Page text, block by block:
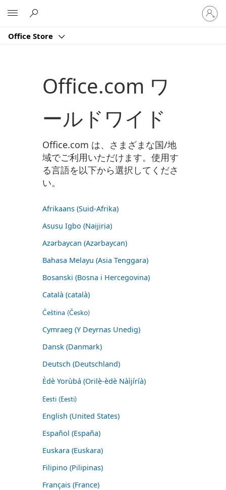
Office Store
ア
カ
ウ
Office.com ワ
ールドワイド
Office.com は、さまざまな国/地
域でご利用いただけます。使用す
る言語を以下から選択してくださ
い。
Afrikaans (Suid-Afrika)
Asụsụ Igbo (Naịjịrịa)
Azərbaycan (Azərbaycan)
Bahasa Melayu (Asia Tenggara)
Bosanski (Bosna i Hercegovina)
Català (català)
Čeština (Česko)
Cymraeg (Y Deyrnas Unedig)
Dansk (Danmark)
Deutsch (Deutschland)
Èdè Yorùbá (Orilẹ̀-èdè Nàìjíríà)
Eesti (Eesti)
English (United States)
Español (España)
Euskara (Euskara)
Filipino (Pilipinas)
Français (France)